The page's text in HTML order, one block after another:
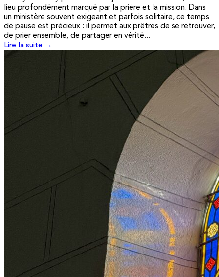
lieu profondément marqué par la prière et la mission. Dans
un ministère souvent exigeant et parfois solitaire, ce temps
de pause est précieux : il permet aux prêtres de se retrouver,
de prier ensemble, de partager en vérité...
Lire la suite →